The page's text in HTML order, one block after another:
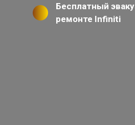
Бесплатный
ремонте Infiniti